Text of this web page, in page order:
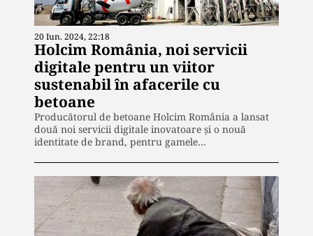
20 Iun. 2024, 22:18
Holcim România, noi servicii
digitale pentru un viitor
sustenabil în afacerile cu
betoane
Producătorul de betoane Holcim România a lansat
două noi servicii digitale inovatoare și o nouă
identitate de brand, pentru gamele…